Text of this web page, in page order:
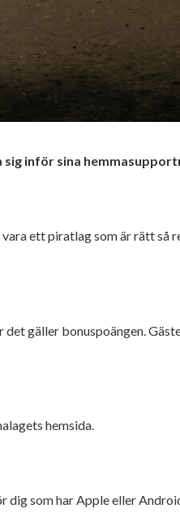
inför sina
ett piratlag som är rätt
gäller bonuspoängen.
hemsida.
dig som har Apple eller